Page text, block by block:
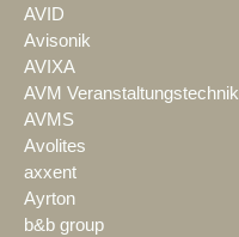
AVID
Avisonik
AVIXA
AVM Veranstaltungstechnik
AVMS
Avolites
axxent
Ayrton
b&b group